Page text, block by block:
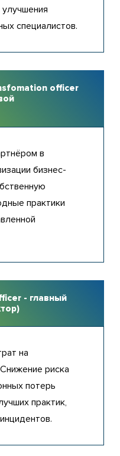
специалистов.
officer
в
бизнес-
практики
- главный
на
риска
потерь
практик,